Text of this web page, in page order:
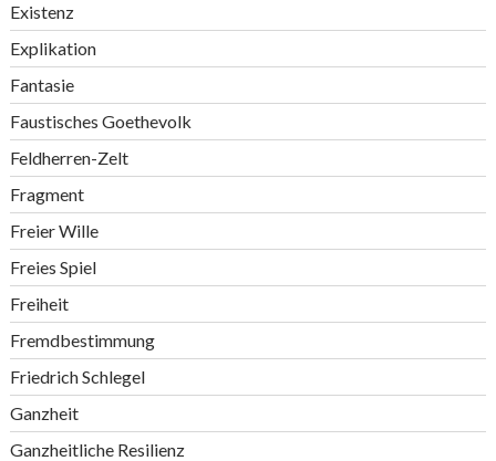
Existenz
Explikation
Fantasie
Faustisches Goethevolk
Feldherren-Zelt
Fragment
Freier Wille
Freies Spiel
Freiheit
Fremdbestimmung
Friedrich Schlegel
Ganzheit
Ganzheitliche Resilienz